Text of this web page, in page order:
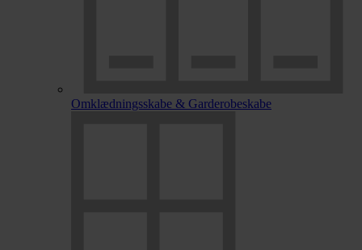
Omklædningsskabe & Garderobeskabe